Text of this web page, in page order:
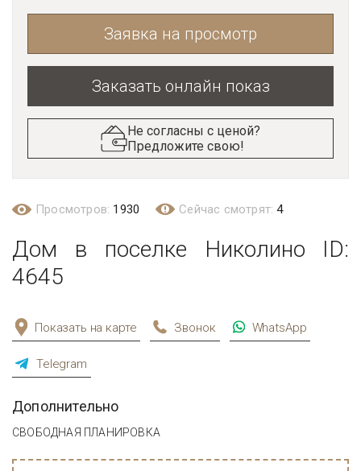
Заявка на просмотр
Заказать онлайн показ
Не согласны с ценой?
Предложите свою!
Просмотров: 1930 Сейчас смотрят:4
Дом в поселке Николино ID:
4645
Показать на карте Звонок WhatsApp
Telegram
Дополнительно
СВОБОДНАЯ ПЛАНИРОВКА